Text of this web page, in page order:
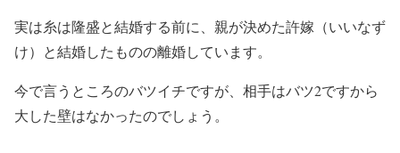
実は糸は隆盛と結婚する前に、親が決めた許嫁（いいなず
け）と結婚したものの離婚しています。
今で言うところのバツイチですが、相手はバツ2ですから
大した壁はなかったのでしょう。